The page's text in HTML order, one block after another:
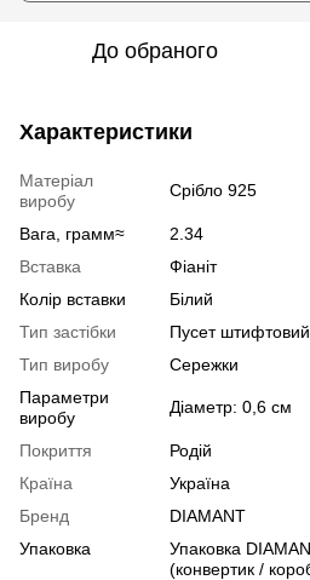
До обраного
Характеристики
Матеріал
виробу
Срібло 925
Вага, грамм≈
2.34
Вставка
Фіаніт
Колір вставки
Білий
Тип застібки
Пусет штифтовий
Тип виробу
Сережки
Параметри
виробу
Діаметр: 0,6 см
Покриття
Родій
Країна
Україна
Бренд
DIAMANT
Упаковка
Упаковка
(конвертик /